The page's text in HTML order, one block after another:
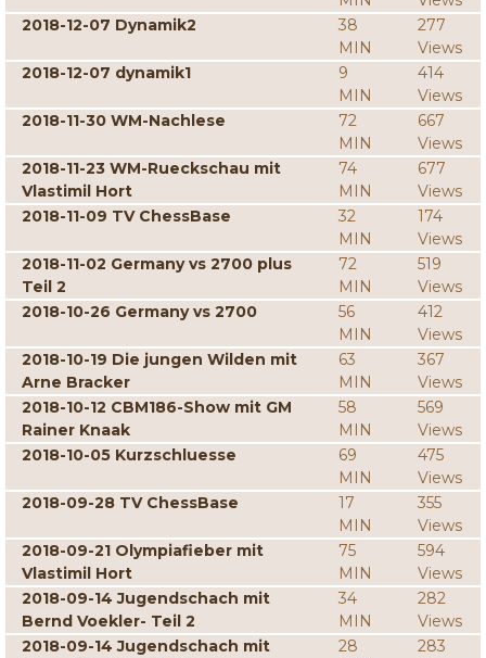
2018-12-07 Dynamik2
38
MIN
277
Views
2018-12-07 dynamik1
9
MIN
414
Views
2018-11-30 WM-Nachlese
72
MIN
667
Views
2018-11-23 WM-Rueckschau mit
Vlastimil Hort
74
MIN
677
Views
2018-11-09 TV ChessBase
32
MIN
174
Views
2018-11-02 Germany vs 2700 plus
Teil 2
72
MIN
519
Views
2018-10-26 Germany vs 2700
56
MIN
412
Views
2018-10-19 Die jungen Wilden mit
Arne Bracker
63
MIN
367
Views
2018-10-12 CBM186-Show mit GM
Rainer Knaak
58
MIN
569
Views
2018-10-05 Kurzschluesse
69
MIN
475
Views
2018-09-28 TV ChessBase
17
MIN
355
Views
2018-09-21 Olympiafieber mit
Vlastimil Hort
75
MIN
594
Views
2018-09-14 Jugendschach mit
Bernd Voekler- Teil 2
34
MIN
282
Views
2018-09-14 Jugendschach mit
28
283